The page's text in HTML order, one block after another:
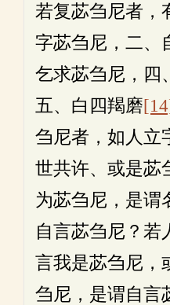
若复苾刍尼者，
字苾刍尼，二、
乞求苾刍尼，四
五、白四羯磨
刍尼者，如人立
世共许、或是苾
为苾刍尼，是谓
自言苾刍尼？若
言我是苾刍尼，
刍尼，是谓自言